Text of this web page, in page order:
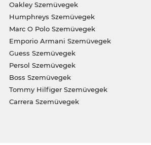
Oakley Szemüvegek
Humphreys Szemüvegek
Marc O Polo Szemüvegek
Emporio Armani Szemüvegek
Guess Szemüvegek
Persol Szemüvegek
Boss Szemüvegek
Tommy Hilfiger Szemüvegek
Carrera Szemüvegek